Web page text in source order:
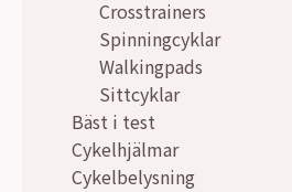
Crosstrainers
Spinningcyklar
Walkingpads
Sittcyklar
Bäst i test
Cykelhjälmar
Cykelbelysning